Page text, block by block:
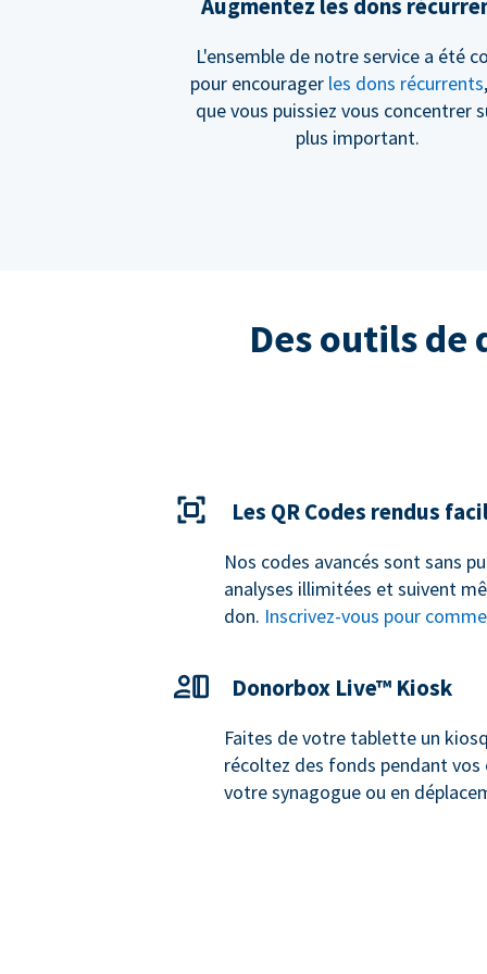
Augmentez les dons
L'ensemble de notre service a été
pour encourager les dons récurrents
que vous puissiez vous concentrer
plus important.
Des outils
Les QR Codes rendus
Nos codes avancés sont sans
analyses illimitées et suivent
don. Inscrivez-vous pour
Donorbox Live™ Kiosk
Faites de votre tablette un
récoltez des fonds pendant vos
votre synagogue ou en